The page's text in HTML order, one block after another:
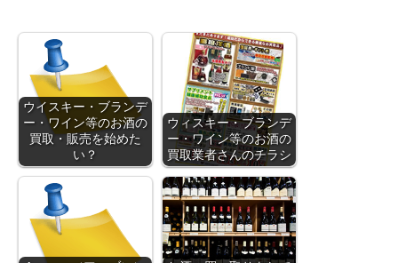
ウイスキー・ブランデ
ー・ワイン等のお酒の
買取・販売を始めた
い？
ウィスキー・ブランデ
ー・ワイン等のお酒の
買取業者さんのチラシ